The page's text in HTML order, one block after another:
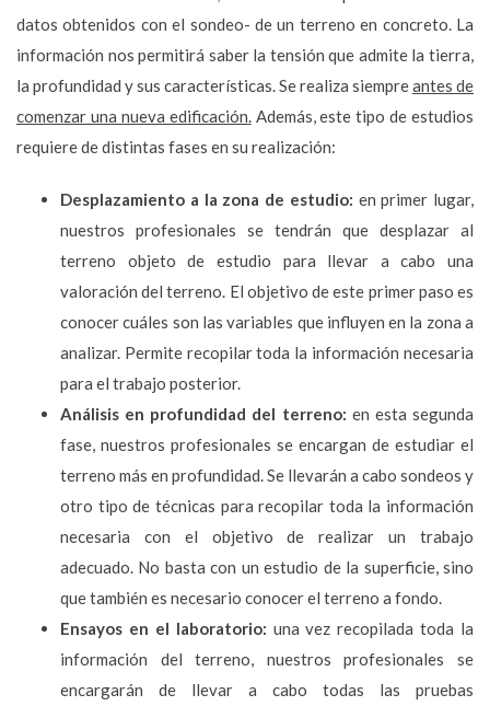
datos obtenidos con el sondeo- de un terreno en concreto. La
información nos permitirá saber la tensión que admite la tierra,
la profundidad y sus características. Se realiza siempreantes de
comenzar una nueva edificación.Además, este tipo de estudios
requiere de distintas fases en su realización:
Desplazamiento a la zona de estudio: en primer lugar,
nuestros profesionales se tendrán que desplazar al
terreno objeto de estudio para llevar a cabo una
valoración del terreno. El objetivo de este primer paso es
conocer cuáles son las variables que influyen en la zona a
analizar. Permite recopilar toda la información necesaria
para el trabajo posterior.
Análisis en profundidad del terreno: en esta segunda
fase, nuestros profesionales se encargan de estudiar el
terreno más en profundidad. Se llevarán a cabo sondeos y
otro tipo de técnicas para recopilar toda la información
necesaria con el objetivo de realizar un trabajo
adecuado. No basta con un estudio de la superficie, sino
que también es necesario conocer el terreno a fondo.
Ensayos en el laboratorio: una vez recopilada toda la
información del terreno, nuestros profesionales se
encargarán de llevar a cabo todas las pruebas